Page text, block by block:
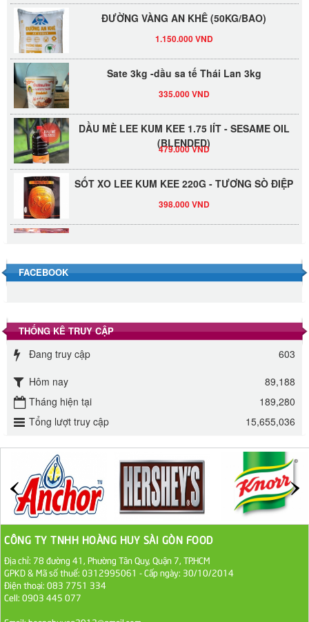
ĐƯỜNG VÀNG AN KHÊ (50KG/BAO)
Sate 3kg -dầu sa tế Thái Lan 3kg
DẦU MÈ LEE KUM KEE 1.75 lÍT - SESAME OIL
(BLENDED)
479.000 VND
SỐT XO LEE KUM KEE 220G - TƯƠNG SÒ ĐIỆP
Đường phèn Long An bao 10kg
Đường mía thiên nhiên Biên Hòa gói 1kg
ĐƯỜNG SẠCH CÔ BA BIÊN HÒA 1KG
27.000 VND
Đường cát trắng An Khê bao 50kg
1.100.000 VND
Sa Tế Tôm Cholimex PET Hũ 450g
Ớt Sa Tế Cholimex Hũ Thuỷ Tinh 150g
FACEBOOK
THỐNG KÊ TRUY CẬP
Đang truy cập
603
Hôm nay
89,188
Tháng hiện tại
189,280
Tổng lượt truy cập
15,655,036
CÔNG TY TNHH HOÀNG HUY SÀI GÒN FOOD
Địa chỉ: 78 đường 41, Phường Tân Quy, Quận 7, TP.HCM
GPKD & Mã số thuế: 0312995061 - Cấp ngày: 30/10/2014
Điện thoại: 083 7751 334
Cell: 0903 445 077